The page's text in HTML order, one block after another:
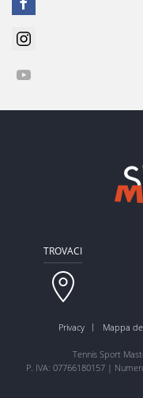
TROVACI
Privacy Mappa
Tennis Sport
P. IVA: 07766180157 |